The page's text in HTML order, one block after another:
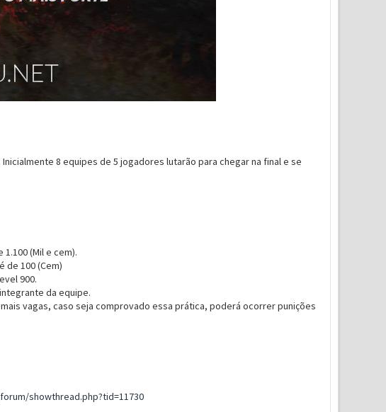
8 equipes de 5 jogadores lutarão para chegar na final e se
(Mil e cem).
de 100 (Cem)
900.
da equipe.
vagas, caso seja comprovado essa prática, poderá ocorrer punições
showthread.php?tid=11730